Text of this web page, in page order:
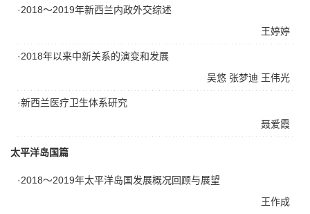
王婷婷
·2018～2019年新西兰内政外交综述
吴悠 张梦迪 王伟光
·2018年以来中新关系的演变和发展
聂爱霞
·新西兰医疗卫生体系研究
太平洋岛国篇
王作成
·2018～2019年太平洋岛国发展概况回顾与展望